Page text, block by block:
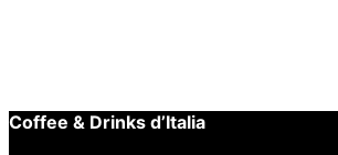
Coffee & Drinks d’Italia